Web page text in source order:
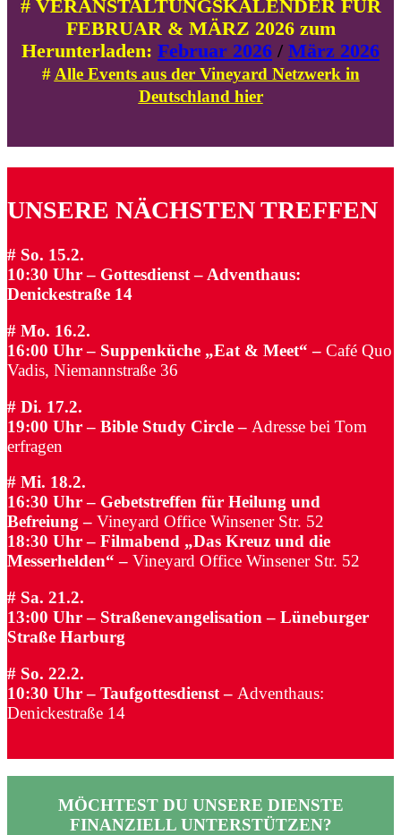
# VERANSTALTUNGSKALENDER FÜR
FEBRUAR & MÄRZ 2026 zum
Herunterladen: Februar 2026 / März 2026
# Alle Events aus der Vineyard Netzwerk in
Deutschland hier
UNSERE NÄCHSTEN TREFFEN
# So. 15.2.
10:30 Uhr – Gottesdienst– Adventhaus:
Denickestraße 14
# Mo. 16.2.
16:00 Uhr – Suppenküche „Eat & Meet“– Café Quo
Vadis, Niemannstraße 36
# Di. 17.2.
19:00 Uhr – Bible Study Circle– Adresse bei Tom
erfragen
# Mi. 18.2.
16:30 Uhr – Gebetstreffen für Heilung und
Befreiung– Vineyard Office Winsener Str. 52
18:30 Uhr – Filmabend „Das Kreuz und die
Messerhelden“– Vineyard Office Winsener Str. 52
# Sa. 21.2.
13:00 Uhr – Straßenevangelisation– Lüneburger
Straße Harburg
# So. 22.2.
10:30 Uhr – Taufgottesdienst– Adventhaus:
Denickestraße 14
MÖCHTEST DU UNSERE DIENSTE
FINANZIELL UNTERSTÜTZEN?